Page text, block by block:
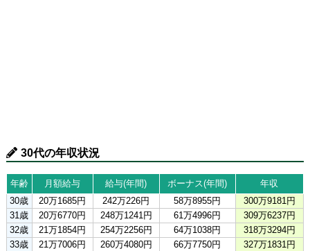
30代の年収状況
年齢 月額給与 給与(年間) ボーナス(年間)
年収
30歳
20万1685円 242万226円 58万8955円
300万9181円
31歳
20万6770円 248万1241円 61万4996円
309万6237円
32歳
21万1854円 254万2256円 64万1038円
318万3294円
33歳
21万7006円 260万4080円 66万7750円
327万1831円